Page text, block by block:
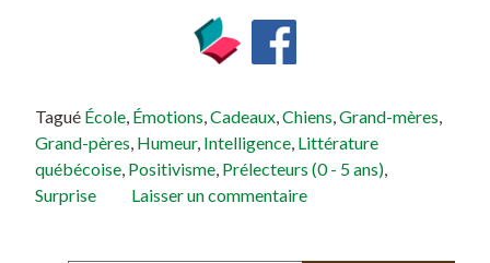
Tagué École, Émotions,Cadeaux,Chiens,Grand-mères,
Grand-pères, Humeur, Intelligence, Littérature
québécoise, Positivisme, Prélecteurs (0 - 5 ans),
Surprise
Laisser un commentaire